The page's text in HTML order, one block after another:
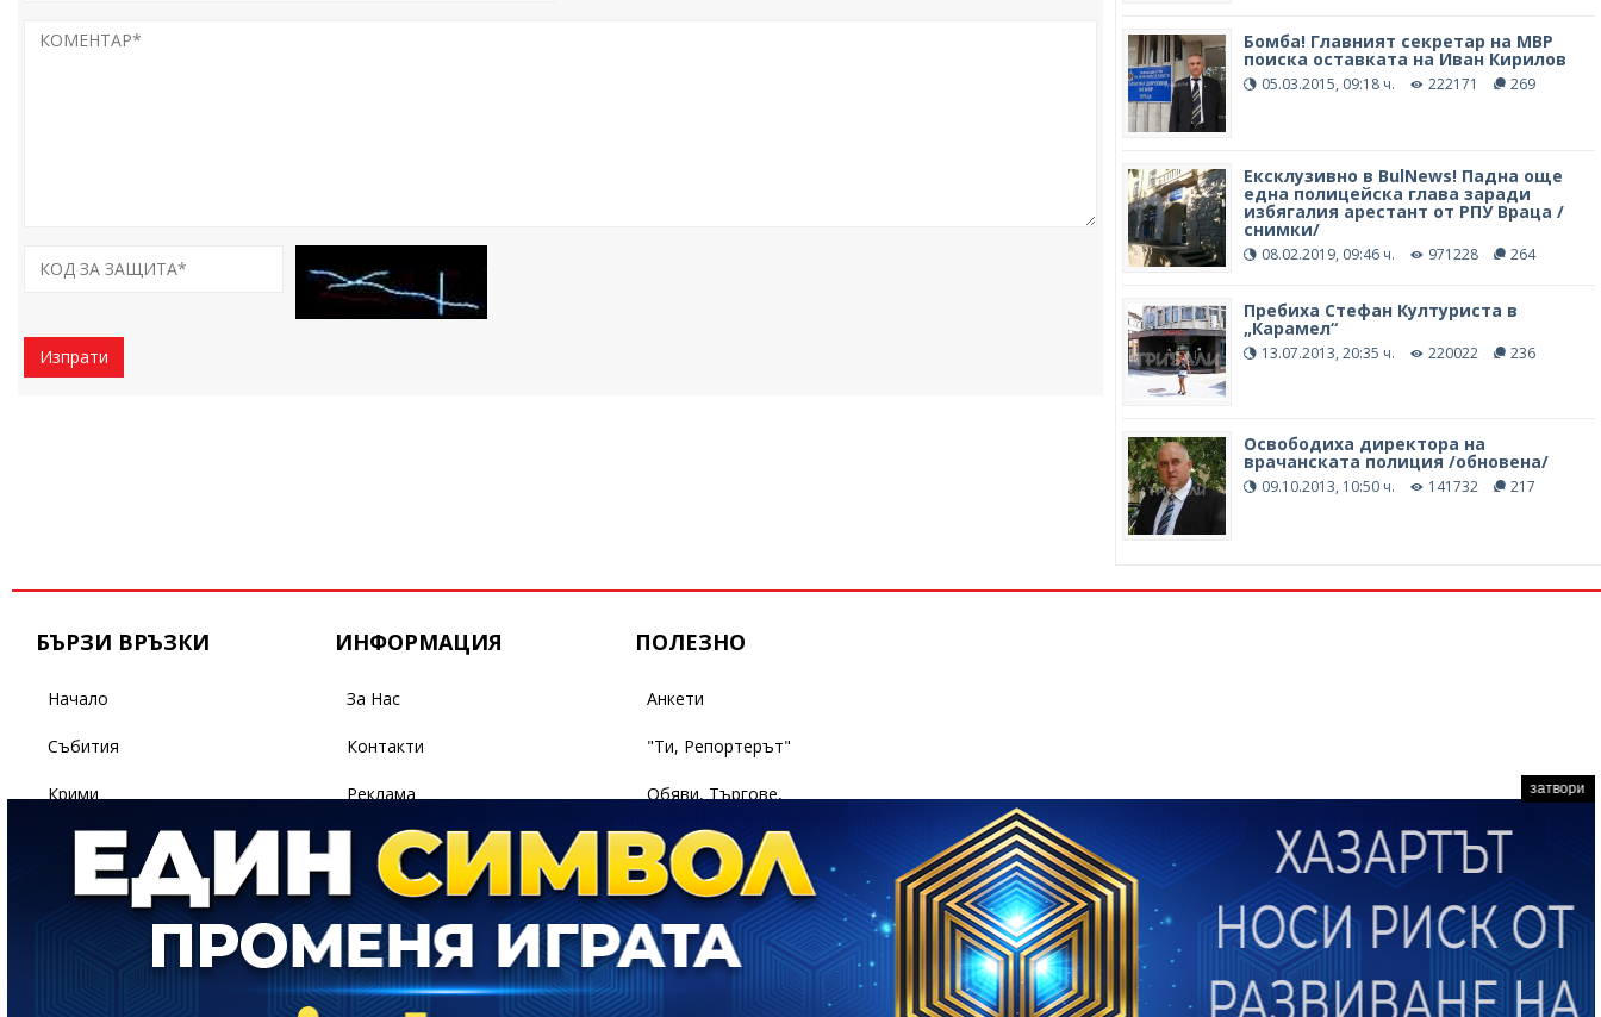
Изпрати
Бомба! Главният секретар на МВР
поиска оставката на Иван Кирилов
05.03.2015, 09:18 ч. 222171 269
Ексклузивно в BulNews! Падна още
една полицейска глава заради
избягалия арестант от РПУ Враца /
снимки/
08.02.2019, 09:46 ч. 971228 264
Пребиха Стефан Културиста в
„Карамел“
13.07.2013, 20:35 ч. 220022 236
Освободиха директора на
врачанската полиция /обновена/
09.10.2013, 10:50 ч. 141732 217
БЪРЗИ ВРЪЗКИ
Начало
Събития
Крими
Бизнес
Политика
ИНФОРМАЦИЯ
За Нас
Контакти
Реклама
Условия За Ползване
Поверителност
ПОЛЕЗНО
Анкети
"Ти, Репортерът"
Обяви, Търгове,
затвори